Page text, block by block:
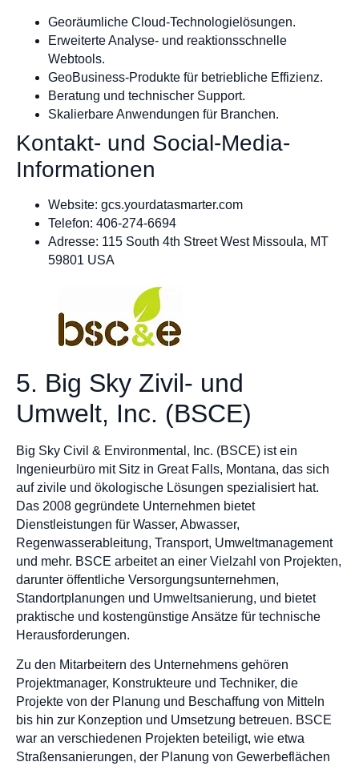
Georäumliche Cloud-Technologielösungen.
Erweiterte Analyse- und reaktionsschnelle
Webtools.
GeoBusiness-Produkte für betriebliche Effizienz.
Beratung und technischer Support.
Skalierbare Anwendungen für Branchen.
Kontakt- und Social-Media-
Informationen
Website: gcs.yourdatasmarter.com
Telefon: 406-274-6694
Adresse: 115 South 4th Street West Missoula, MT
59801 USA
5. Big Sky Zivil- und
Umwelt, Inc. (BSCE)
Big Sky Civil & Environmental, Inc. (BSCE) ist ein
Ingenieurbüro mit Sitz in Great Falls, Montana, das sich
auf zivile und ökologische Lösungen spezialisiert hat.
Das 2008 gegründete Unternehmen bietet
Dienstleistungen für Wasser, Abwasser,
Regenwasserableitung, Transport, Umweltmanagement
und mehr. BSCE arbeitet an einer Vielzahl von Projekten,
darunter öffentliche Versorgungsunternehmen,
Standortplanungen und Umweltsanierung, und bietet
praktische und kostengünstige Ansätze für technische
Herausforderungen.
Zu den Mitarbeitern des Unternehmens gehören
Projektmanager, Konstrukteure und Techniker, die
Projekte von der Planung und Beschaffung von Mitteln
bis hin zur Konzeption und Umsetzung betreuen. BSCE
war an verschiedenen Projekten beteiligt, wie etwa
Straßensanierungen, der Planung von Gewerbeflächen